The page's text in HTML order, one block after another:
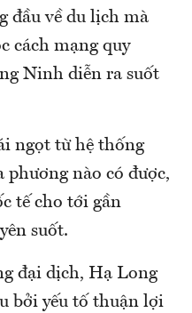
đầu về du lịch mà
cách mạng quy
Ninh diễn ra suốt
ngọt từ hệ thống
nào có được,
tế cho tới gần
suốt.
đại dịch, Hạ Long
bởi yếu tố thuận lợi